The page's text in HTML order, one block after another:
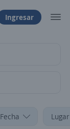
Ingresar
Fecha